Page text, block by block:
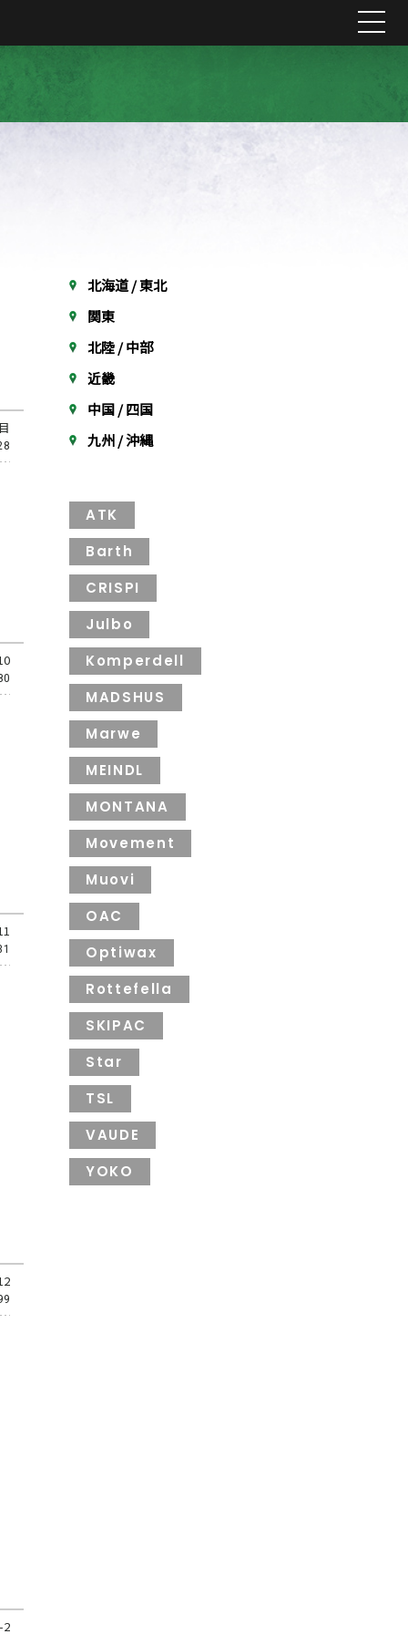
2
北海道 / 東北
関東
北陸 / 中部
近畿
中国 / 四国
九州 / 沖縄
ATK
Barth
CRISPI
Julbo
Komperdell
MADSHUS
Marwe
MEINDL
MONTANA
Movement
Muovi
OAC
Optiwax
Rottefella
SKIPAC
Star
TSL
VAUDE
YOKO